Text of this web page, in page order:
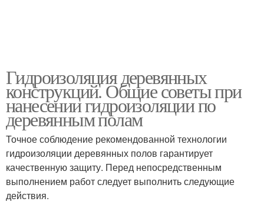
Гидроизоляция деревянных
конструкций. Общие советы при
нанесении гидроизоляции по
деревянным полам
Точное соблюдение рекомендованной технологии
гидроизоляции деревянных полов гарантирует
качественную защиту. Перед непосредственным
выполнением работ следует выполнить следующие
действия.